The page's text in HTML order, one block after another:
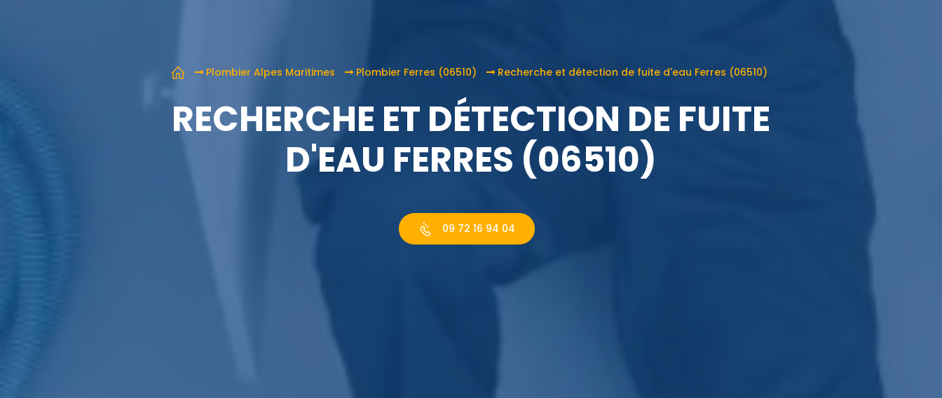
Plombier Alpes Maritimes Plombier Ferres (06510) Recherche et détection de fuite d'eau Ferres (06510)
RECHERCHE ET DÉTECTION DE FUITE
D'EAU FERRES (06510)
09 72 16 94 04